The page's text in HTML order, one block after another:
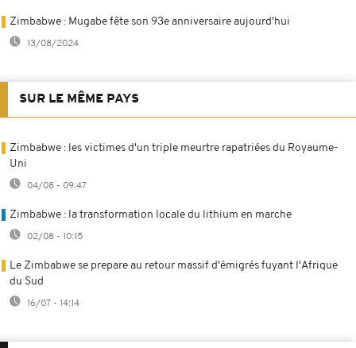
Zimbabwe : Mugabe fête son 93e anniversaire aujourd'hui
13/08/2024
SUR LE MÊME PAYS
Zimbabwe : les victimes d'un triple meurtre rapatriées du Royaume-
Uni
04/08 - 09:47
Zimbabwe : la transformation locale du lithium en marche
02/08 - 10:15
Le Zimbabwe se prepare au retour massif d'émigrés fuyant l'Afrique
du Sud
16/07 - 14:14